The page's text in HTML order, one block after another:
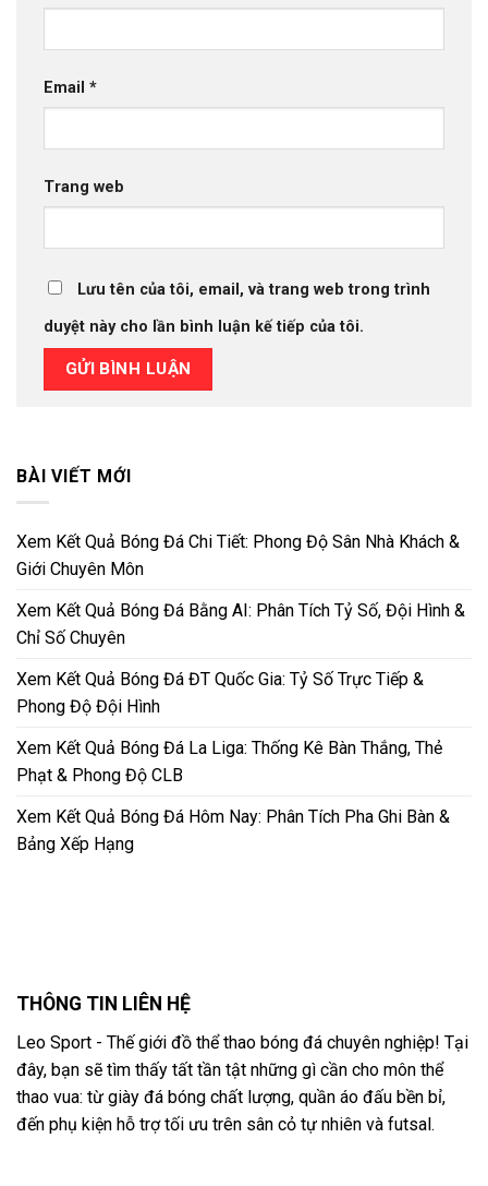
Email *
Trang web
Lưu tên của tôi, email, và trang web trong trình
duyệt này cho lần bình luận kế tiếp của tôi.
BÀI VIẾT MỚI
Xem Kết Quả Bóng Đá Chi Tiết: Phong Độ Sân Nhà Khách &
Giới Chuyên Môn
Xem Kết Quả Bóng Đá Bằng AI: Phân Tích Tỷ Số, Đội Hình &
Chỉ Số Chuyên
Xem Kết Quả Bóng Đá ĐT Quốc Gia: Tỷ Số Trực Tiếp &
Phong Độ Đội Hình
Xem Kết Quả Bóng Đá La Liga: Thống Kê Bàn Thắng, Thẻ
Phạt & Phong Độ CLB
Xem Kết Quả Bóng Đá Hôm Nay: Phân Tích Pha Ghi Bàn &
Bảng Xếp Hạng
THÔNG TIN LIÊN HỆ
Leo Sport - Thế giới đồ thể thao bóng đá chuyên nghiệp! Tại
đây, bạn sẽ tìm thấy tất tần tật những gì cần cho môn thể
thao vua: từ giày đá bóng chất lượng, quần áo đấu bền bỉ,
đến phụ kiện hỗ trợ tối ưu trên sân cỏ tự nhiên và futsal.